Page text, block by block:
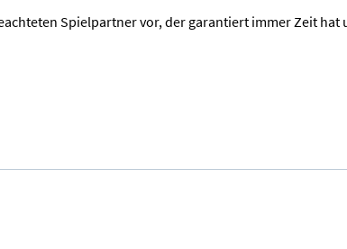
Spielpartner vor, der garantiert immer Zeit